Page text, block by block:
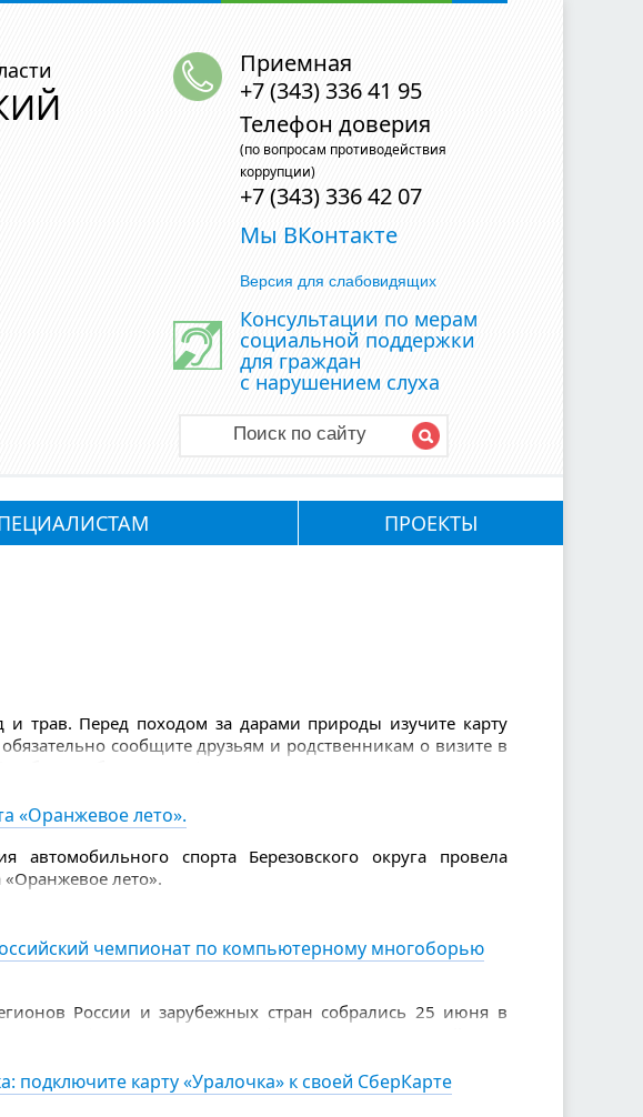
Приемная
+7 (343) 336 41 95
Телефон доверия
(по вопросам противодействия
коррупции)
+7 (343) 336 42 07
Мы ВКонтакте
Версия для слабовидящих
Консультации по мерам
социальной поддержки
для граждан
с нарушением слуха
Поиск по сайту
ПРОЕКТЫ
и трав. Перед походом за дарами природы изучите карту
сообщите друзьям и родственникам о визите в
ежедневно принимаете (их нужно брать с собой с запасом
аэрозоль от насекомых, свисток, нож, фонарик.
с длинными рукавами, так вы будете заметнее.
«Оранжевое лето».
спорта Березовского округа провела
«Оранжевое лето».
чемпионат по компьютерному многоборью
России и зарубежных стран собрались 25 июня в
среди пенсионеров.
подключите карту «Уралочка» к своей СберКарте